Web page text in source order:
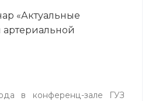
«Актуальные
в конференц-зале ГУЗ